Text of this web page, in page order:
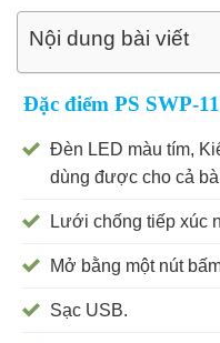
Nội dung bài viết
Đặc điểm PS SWP-
Đèn LED màu tím,
dùng được cho cả
Lưới chống tiếp xúc
Mở bằng một nút
Sạc USB.